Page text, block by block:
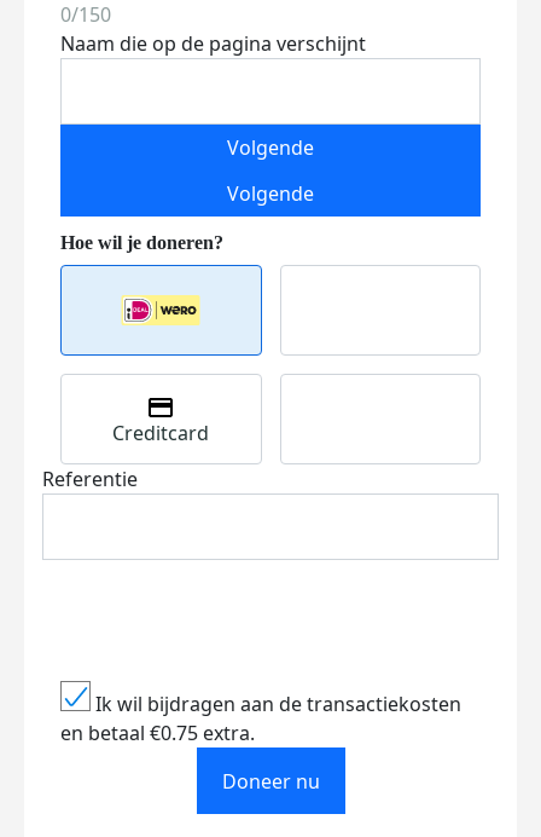
0/150
Naam die op de pagina verschijnt
Volgende
Volgende
Creditcard
Referentie
Ik wil bijdragen aan de transactiekosten
en betaal €0.75 extra.
Doneer nu